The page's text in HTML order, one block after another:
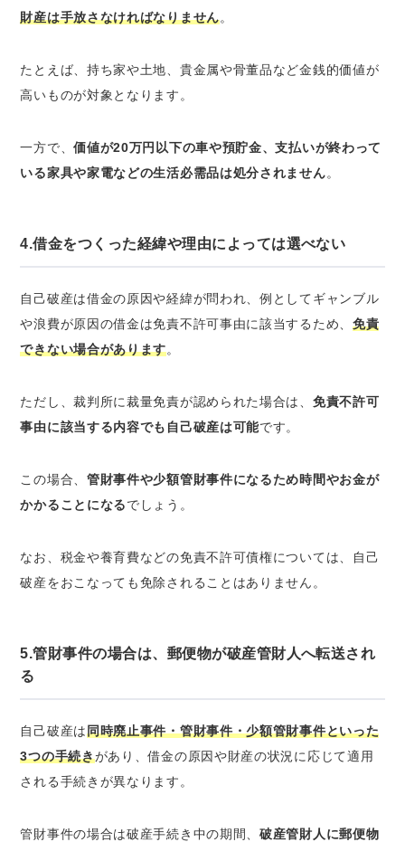
財産は手放さなければなりません。
たとえば、持ち家や土地、貴金属や骨董品など金銭的価値が
高いものが対象となります。
一方で、価値が20万円以下の車や預貯金、支払いが終わって
いる家具や家電などの生活必需品は処分されません。
4.借金をつくった経緯や理由によっては選べない
自己破産は借金の原因や経緯が問われ、例としてギャンブル
や浪費が原因の借金は免責不許可事由に該当するため、 免責
できない場合があります。
ただし、裁判所に裁量免責が認められた場合は、 免責不許可
事由に該当する内容でも自己破産は可能です。
この場合、 管財事件や少額管財事件になるため時間やお金が
かかることになるでしょう。
なお、税金や養育費などの免責不許可債権については、自己
破産をおこなっても免除されることはありません。
5.管財事件の場合は、郵便物が破産管財人へ転送され
る
自己破産は同時廃止事件・管財事件・少額管財事件といった
3つの手続きがあり、借金の原因や財産の状況に応じて適用
される手続きが異なります。
管財事件の場合は破産手続き中の期間、破産管財人に郵便物